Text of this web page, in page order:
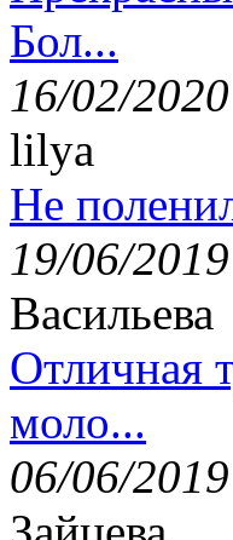
Бол...
16/02/2020
lilya
Не
19/06/2019
Васильева
Отличная
моло...
06/06/2019